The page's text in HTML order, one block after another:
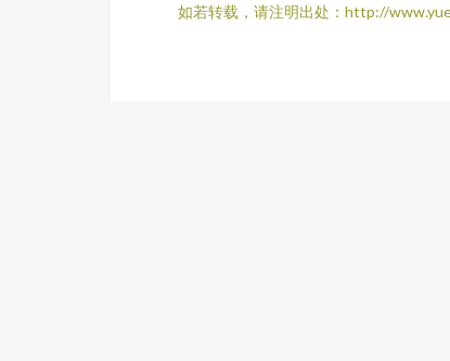
如若转载，请注明出处：http://